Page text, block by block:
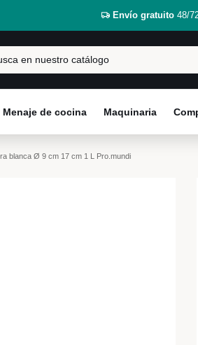
Envío gratuito48/
Menaje de cocina Maquinaria
blanca Ø 9 cm 17 cm 1 L Pro.mundi